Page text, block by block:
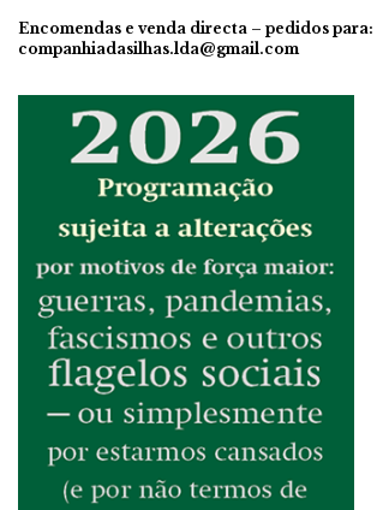
Encomendas e venda directa – pedidos para:
companhiadasilhas.lda@gmail.com